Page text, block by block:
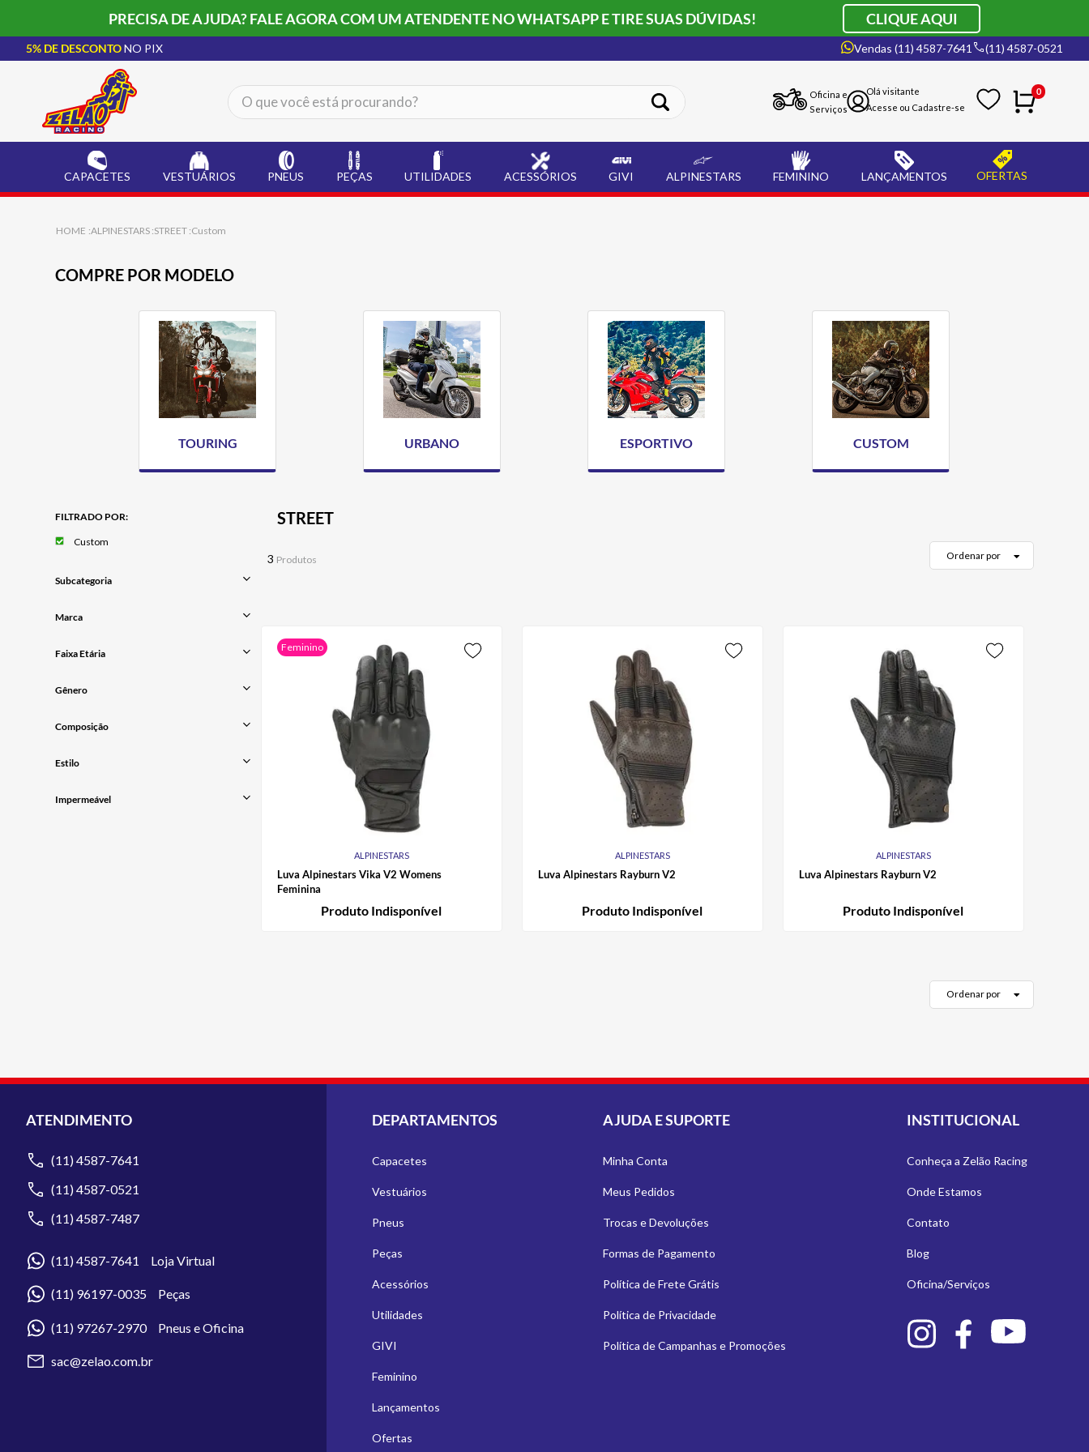
PRECISA DE AJUDA? FALE AGORA COM UM ATENDENTE NO WHATSAPP E TIRE SUAS DÚVIDAS! CLIQUE AQUI
5% DE DESCONTONO PIX Vendas (11) 4587-7641 (11) 4587-0521
O que você está procurando?
Oficina e
Serviços
0
CAPACETES VESTUÁRIOS PNEUS PEÇAS UTILIDADES ACESSÓRIOS GIVI ALPINESTARS FEMININO LANÇAMENTOS OFERTAS
ALPINESTARS STREET Custom
COMPRE POR MODELO
TOURING URBANO ESPORTIVO CUSTOM
FILTRADO POR:
Custom
Subcategoria
LUVAS FEMININAS
Marca
Faixa Etária
Gênero
Feminino
Composição
Estilo
Urbano
Impermeável
STREET
3 Produtos Ordenar por
Feminino
ALPINESTARS
Luva Alpinestars Vika V2 Womens
Feminina
Produto Indisponível
ALPINESTARS
Luva Alpinestars Rayburn V2
Produto Indisponível
ALPINESTARS
Luva Alpinestars Rayburn V2
Produto Indisponível
Ordenar por
ATENDIMENTO
(11) 4587-7641
(11) 4587-0521
(11) 4587-7487
(11) 4587-7641 Loja Virtual
(11) 96197-0035 Peças
(11) 97267-2970 Pneus e Oficina
sac@zelao.com.br
DEPARTAMENTOS
Capacetes
Vestuários
Pneus
Peças
Acessórios
Utilidades
GIVI
Feminino
Lançamentos
Ofertas
AJUDA E SUPORTE
Minha Conta
Meus Pedidos
Trocas e Devoluções
Formas de Pagamento
Política de Frete Grátis
Política de Privacidade
Política de Campanhas e Promoções
INSTITUCIONAL
Conheça a Zelão Racing
Onde Estamos
Contato
Blog
Oficina/Serviços
CAPACETE LS2
2º BOTA
5 LUVA
7º BAU
8º CALÇA
9 AIROH
10º BOTAS